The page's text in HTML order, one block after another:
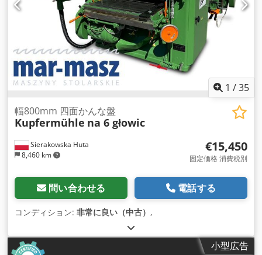
1 /35
Sierakowska Huta
8,460 km
幅800mm 四面かんな盤
Kupfermühle na 6 głowic
€15,450
固定価格 消費税別
問い合わせる 電話する
コンディション: 非常に良い（中古） ,
小型広告